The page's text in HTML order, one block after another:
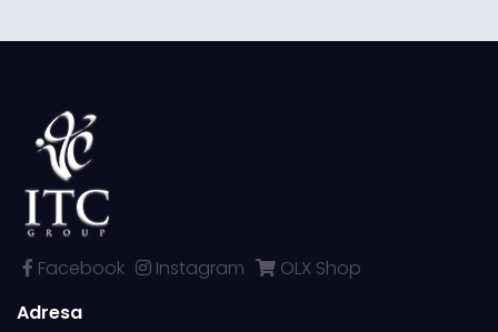
Facebook Instagram
OLX Shop
Adresa